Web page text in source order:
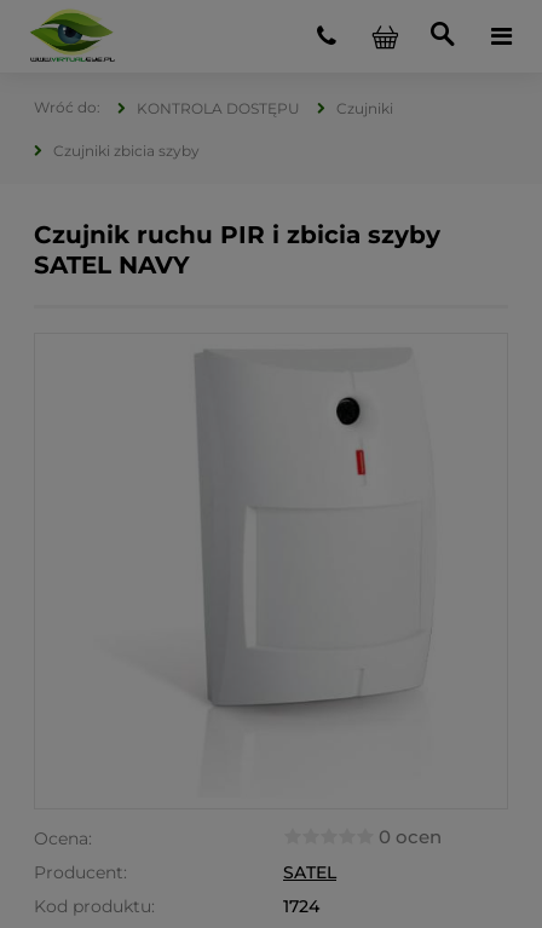
KONTROLA DOSTĘPU Czujniki
Czujniki zbicia szyby
Czujnik ruchu PIR i zbicia szyby
SATEL NAVY
Ocena: 0 ocen
Producent:
SATEL
Kod produktu:
1724